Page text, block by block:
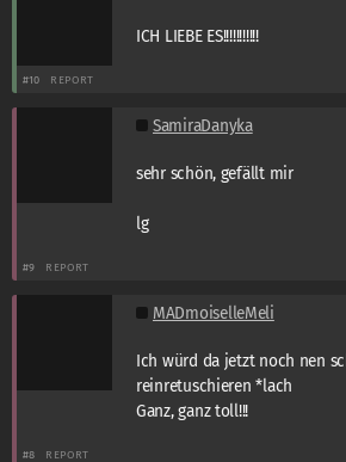
ICH LIEBE ES!!!!!!!!!!!
#10 REPORT
SamiraDanyka
sehr schön, gefällt mir
lg
#9 REPORT
MADmoiselleMeli
Ich würd da jetzt noch nen
reinretuschieren *lach
Ganz, ganz toll!!!
#8 REPORT